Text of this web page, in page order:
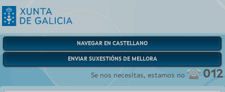
NAVEGAR EN CASTELLANO
ENVIAR SUXESTIÓNS DE MELLORA
Se nos necesitas, estamos no 012